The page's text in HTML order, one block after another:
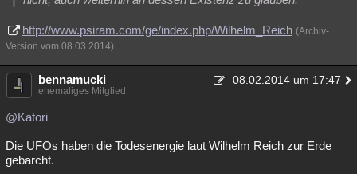
http://www.psiram.com/ge/index.php/Wilhelm_Reich (Archiv-
Version vom 08.03.2014)
bennamucki 08.02.2014 um 17:47
ehemaliges Mitglied
@Katori
Die UFOs haben die Todesenergie laut Wilhelm Reich zur Erde
gebarcht.